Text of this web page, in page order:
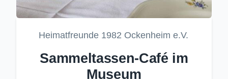
Heimatfreunde 1982 Ockenheim e.V.
Sammeltassen-Café im
Museum